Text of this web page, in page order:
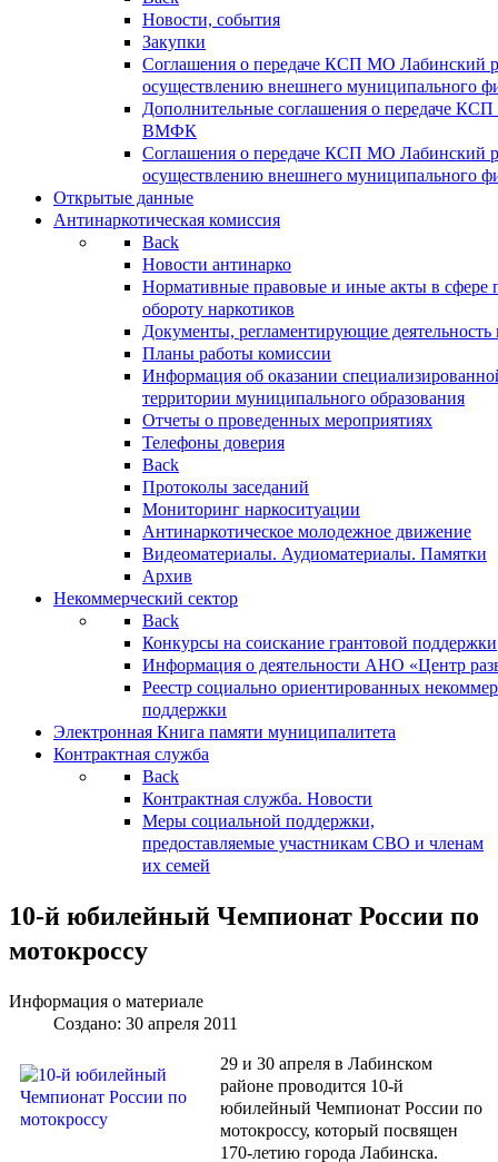
Новости, события
Закупки
Соглашения о передаче КСП МО Лабинский
осуществлению внешнего муниципального
Дополнительные соглашения о передаче
ВМФК
Соглашения о передаче КСП МО Лабинский
осуществлению внешнего муниципального
Открытые данные
Антинаркотическая комиссия
Back
Новости антинарко
Нормативные правовые и иные акты в сфере
обороту наркотиков
Документы, регламентирующие деятельность
Планы работы комиссии
Информация об оказании
территории муниципального образования
Отчеты о проведенных мероприятиях
Телефоны доверия
Back
Протоколы заседаний
Мониторинг наркоситуации
Антинаркотическое молодежное движение
Видеоматериалы. Аудиоматериалы. Памятки
Архив
Некоммерческий сектор
Back
Конкурсы на соискание грантовой поддержки
Информация о деятельности АНО «Центр
Реестр социально ориентированных
поддержки
Электронная Книга памяти муниципалитета
Контрактная служба
Back
Контрактная служба. Новости
Меры социальной поддержки,
предоставляемые участникам СВО и членам
их семей
10-й юбилейный Чемпионат России по
мотокроссу
Информация о материале
Создано: 30 апреля 2011
29 и 30 апреля в Лабинском
районе проводится 10-й
юбилейный Чемпионат России по
мотокроссу, который посвящен
170-летию города Лабинска.